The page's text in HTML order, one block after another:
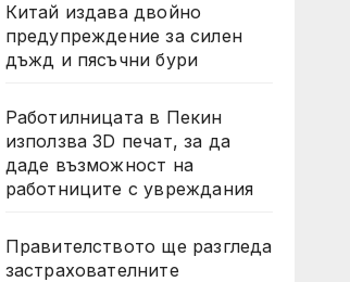
Китай издава двойно
предупреждение за силен
дъжд и пясъчни бури
Работилницата в Пекин
използва 3D печат, за да
даде възможност на
работниците с увреждания
Правителството ще разгледа
застрахователните